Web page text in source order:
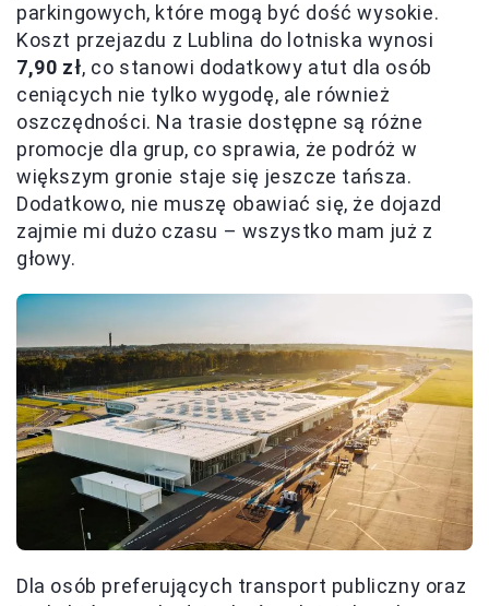
parkingowych, które mogą być dość wysokie.
Koszt przejazdu z Lublina do lotniska wynosi
7,90 zł, co stanowi dodatkowy atut dla osób
ceniących nie tylko wygodę, ale również
oszczędności. Na trasie dostępne są różne
promocje dla grup, co sprawia, że podróż w
większym gronie staje się jeszcze tańsza.
Dodatkowo, nie muszę obawiać się, że dojazd
zajmie mi dużo czasu – wszystko mam już z
głowy.
Dla osób preferujących transport publiczny oraz